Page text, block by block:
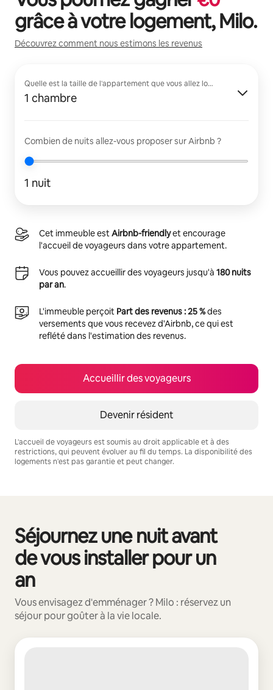
grâce à votre logement,Milo.
Découvrez comment nous estimons les revenus
Quelle est la taille de l'appartement que vous allez louer ?
1 chambre
Combien de nuits allez-vous proposer sur Airbnb ?
1 nuit
Cet immeuble estAirbnb-friendlyet encourage
l'accueil de voyageurs dans votre appartement.
Vous pouvez accueillir des voyageurs jusqu'à 180 nuits
par an.
L'immeuble perçoit Part des revenus : 25 %des
versements que vous recevez d'Airbnb, ce qui est
reflété dans l'estimation des revenus.
Accueillir des voyageurs
Devenir résident
L'accueil de voyageurs est soumis au droit applicable et à des
restrictions, qui peuvent évoluer au fil du temps. La disponibilité des
logements n'est pas garantie et peut changer.
Séjournez une nuit avant
de vous installer pour un
an
Vous envisagez d'emménager ? Milo : réservez un
séjour pour goûter à la vie locale.
0 sur 0 élément visible